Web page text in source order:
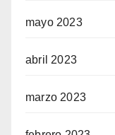
mayo 2023
abril 2023
marzo 2023